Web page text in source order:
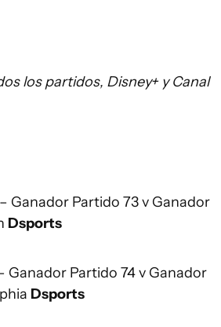
los partidos, Disney+ y Canal
Ganador Partido 73 v Ganador
Dsports
Ganador Partido 74 v Ganador
Dsports